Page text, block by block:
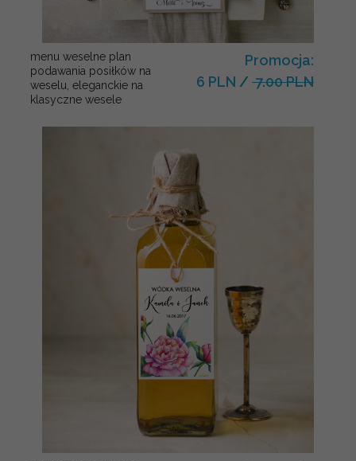
menu weselne plan
podawania posiłków na
weselu, eleganckie na
klasyczne wesele
Promocja:
6 PLN / 7.00 PLN